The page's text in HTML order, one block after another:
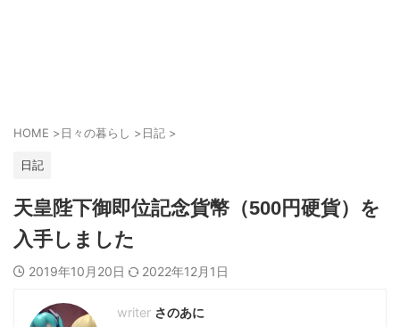
HOME >日々の暮らし >日記 >
日記
天皇陛下御即位記念貨幣（500円硬貨）を
入手しました
2019年10月20日 2022年12月1日
さのあに